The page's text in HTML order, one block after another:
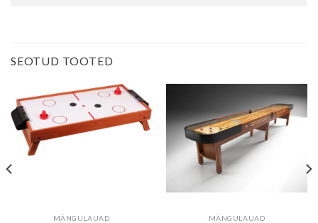
SEOTUD TOOTED
MÄNGULAUAD MÄNGULAUAD